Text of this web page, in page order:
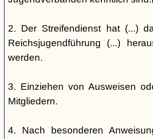
2. Der Streifendienst hat (...)
Reichsjugendführung (...)
werden.
3. Einziehen von Ausweisen
Mitgliedern.
4. Nach besonderen